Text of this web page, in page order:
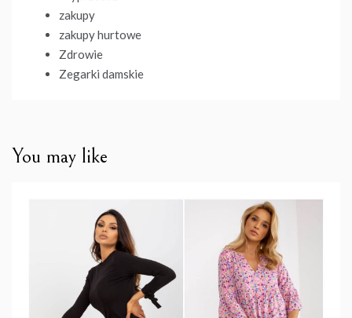
zakupy
zakupy hurtowe
Zdrowie
Zegarki damskie
You may like